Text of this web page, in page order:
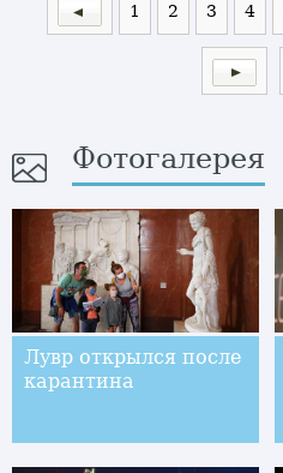
1 2 3 4
Фотогалерея
Лувр открылся после
карантина